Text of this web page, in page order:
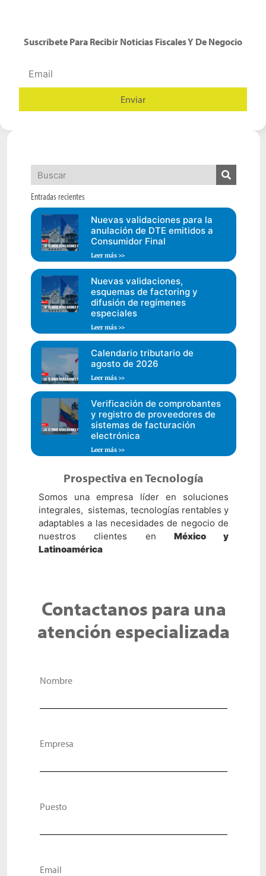
Suscríbete Para Recibir Noticias Fiscales Y De Negocio
Enviar
Entradas recientes
Nuevas validaciones para la
anulación de DTE emitidos a
Consumidor Final
Leer más >>
Nuevas validaciones,
esquemas de factoring y
difusión de regímenes
especiales
Leer más >>
Calendario tributario de
agosto de 2026
Leer más >>
Verificación de comprobantes
y registro de proveedores de
sistemas de facturación
electrónica
Leer más >>
Prospectiva en Tecnología
Somos una empresa líder en soluciones
integrales, sistemas, tecnologías rentables y
adaptables a las necesidades de negocio de
nuestros clientes en México y
Latinoamérica
Contactanos para una
atención especializada
Nombre
Empresa
Puesto
Email